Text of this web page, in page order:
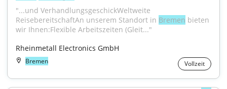
"...und VerhandlungsgeschickWeltweite
ReisebereitschaftAn unserem Standort in Bremen bieten
wir Ihnen:Flexible Arbeitszeiten (Gleit..."
Rheinmetall Electronics GmbH
Bremen Vollzeit